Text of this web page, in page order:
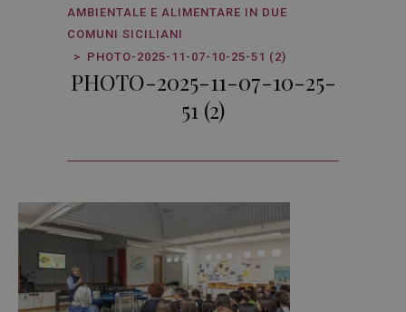
AMBIENTALE E ALIMENTARE IN DUE
COMUNI SICILIANI
PHOTO-2025-11-07-10-25-51 (2)
PHOTO-2025-11-07-10-25-
51 (2)